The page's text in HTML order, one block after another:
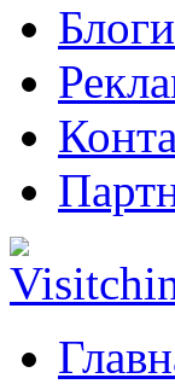
Блоги